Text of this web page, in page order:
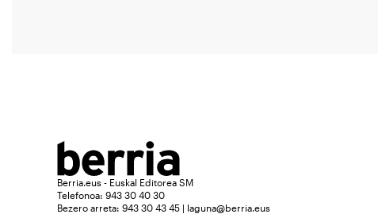
Berria.eus - Euskal Editorea SM
Telefonoa: 943 30 40 30
Bezero arreta: 943 30 43 45 | laguna@berria.eus